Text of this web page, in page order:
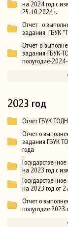
на 2024 год с
25.10.2024 г.
Отчет о
задания ГБУК
Отчет-о-
задания-ГБУК-
полугодие-2024-
2023 год
Отчет ГБУК
Отчет о
задания ГБУК
года
на 2023 год с
на 2023 год от
Отчет о
полугодие 2023